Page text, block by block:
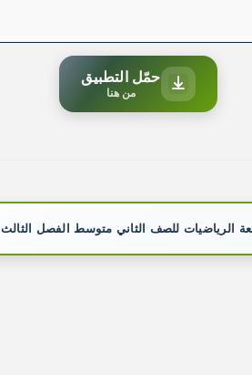
حمّل التطبيق
من هنا
الرياضيات للصف الثاني متوسط الفصل الثالث